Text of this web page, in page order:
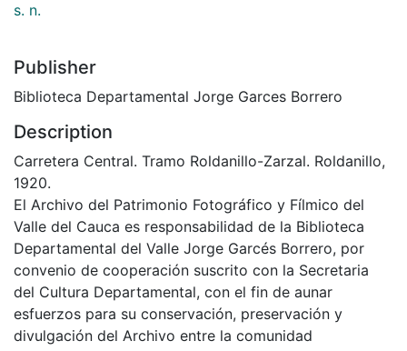
s. n.
Publisher
Biblioteca Departamental Jorge Garces Borrero
Description
Carretera Central. Tramo Roldanillo-Zarzal. Roldanillo,
1920.
El Archivo del Patrimonio Fotográfico y Fílmico del
Valle del Cauca es responsabilidad de la Biblioteca
Departamental del Valle Jorge Garcés Borrero, por
convenio de cooperación suscrito con la Secretaria
del Cultura Departamental, con el fin de aunar
esfuerzos para su conservación, preservación y
divulgación del Archivo entre la comunidad